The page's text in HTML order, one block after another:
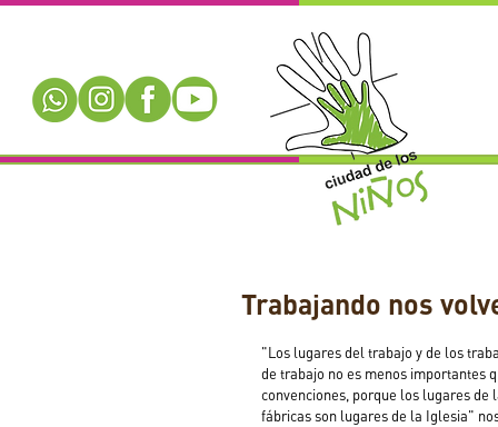
Trabajando nos
"Los lugares del trabajo y de los
de trabajo no es menos importantes
convenciones, porque los lugares
fábricas son lugares de la Iglesia"